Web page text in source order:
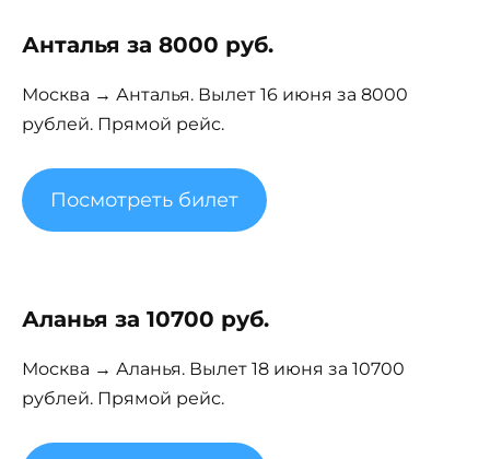
Анталья за 8000 руб.
Москва → Анталья. Вылет 16 июня за 8000
рублей. Прямой рейс.
Посмотреть билет
Аланья за 10700 руб.
Москва → Аланья. Вылет 18 июня за 10700
рублей. Прямой рейс.